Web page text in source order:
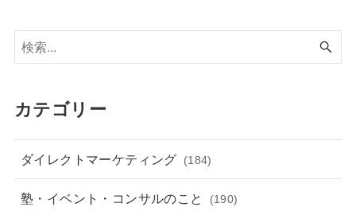
カテゴリー
ダイレクトマーケティング (184)
塾・イベント・コンサルのこと (190)